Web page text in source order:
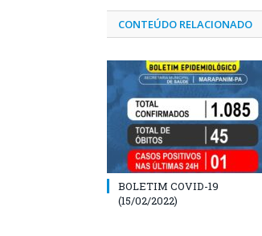
CONTEÚDO RELACIONADO
BOLETIM COVID-19
(15/02/2022)